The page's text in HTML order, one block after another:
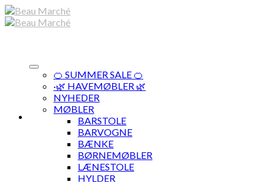
Skip
to
🍊 SUMMER SALE 🍊
·🌿 HAVEMØBLER 🌿
NYHEDER
MØBLER
BARSTOLE
BARVOGNE
BÆNKE
BØRNEMØBLER
LÆNESTOLE
HYLDER